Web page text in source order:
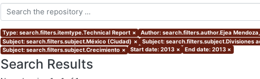
Type: search.filters.itemtype.Technical Report × Author: search.filters.author.Ejea
Subject: search.filters.subject.México (Ciudad) × Subject: search.filters.subject.Divisiones
Subject: search.filters.subject.Crecimiento × Start date: 2013 × End date: 2013 ×
Search Results